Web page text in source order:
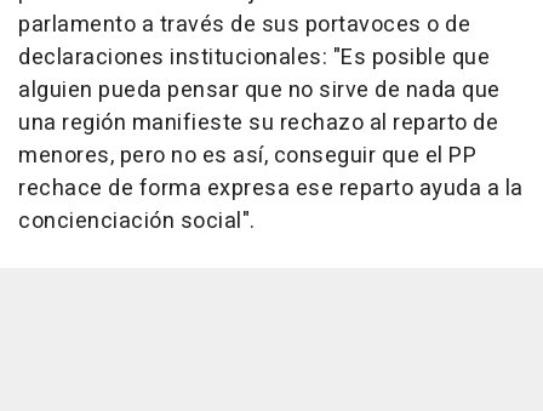
parlamento a través de sus portavoces o de
declaraciones institucionales: "Es posible que
alguien pueda pensar que no sirve de nada que
una región manifieste su rechazo al reparto de
menores, pero no es así, conseguir que el PP
rechace de forma expresa ese reparto ayuda a la
concienciación social".